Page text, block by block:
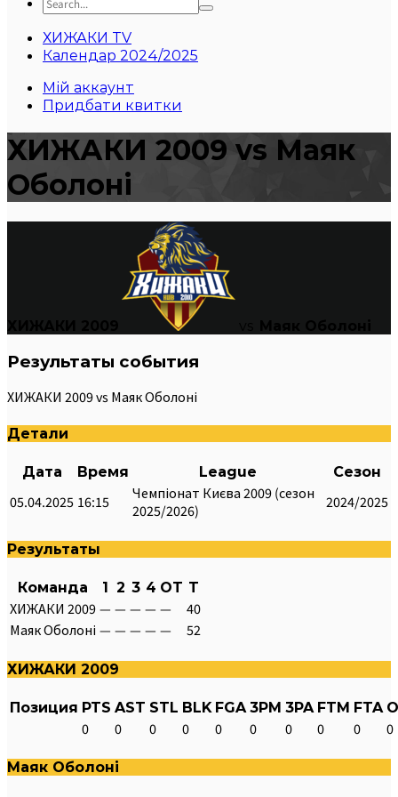
ХИЖАКИ TV
Календар 2024/2025
Мій аккаунт
Придбати квитки
ХИЖАКИ 2009 vs Маяк
Оболоні
Результаты события
ХИЖАКИ 2009 vs Маяк Оболоні
Детали
Дата Время League Сезон
05.04.2025 16:15
Чемпіонат Києва 2009 (сезон
2025/2026)
2024/2025
Результаты
Команда 1 2 3 4 OT T
ХИЖАКИ 2009 — — — — —
40
Маяк Оболоні — — — — — 52
ХИЖАКИ 2009
Позиция PTS AST STL BLK FGA 3PM 3PA FTM FTA
0 0 0 0 0 0 0 0 0 0
Маяк Оболоні